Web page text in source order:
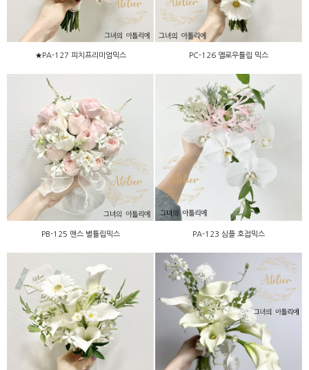
★PA-127 피치프리미엄믹스 PC-126 옐로우튤립 믹스
PB-125 맨스 별튤립믹스
PB-125 맨스 별튤립믹스
PA-123 심플 호접믹스
PA-123 심플 호접믹스
PC-122 카라 거베라믹스 PC-065 화이트카라 드롭